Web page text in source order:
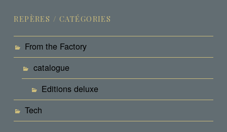
REPÈRES / CATÉGORIES
From the Factory
catalogue
Editions deluxe
Tech